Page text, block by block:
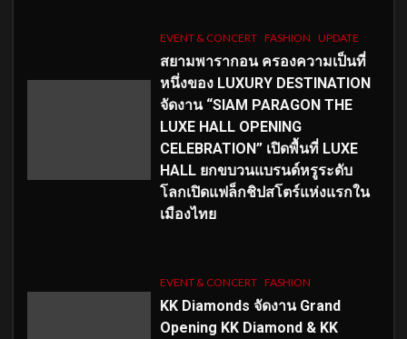
EVENT & CONCERT FASHION UPDATE
สยามพารากอน ครองความเป็นที่
หนึ่งของ LUXURY DESTINATION
จัดงาน “SIAM PARAGON THE
LUXE HALL OPENING
CELEBRATION” เปิดพื้นที่ LUXE
HALL ยกขบวนแบรนด์หรูระดับ
โลกเปิดแฟล็กชิปสโตร์แห่งแรกใน
เมืองไทย
EVENT & CONCERT FASHION
KK Diamonds จัดงาน Grand
Opening KK Diamond & KK